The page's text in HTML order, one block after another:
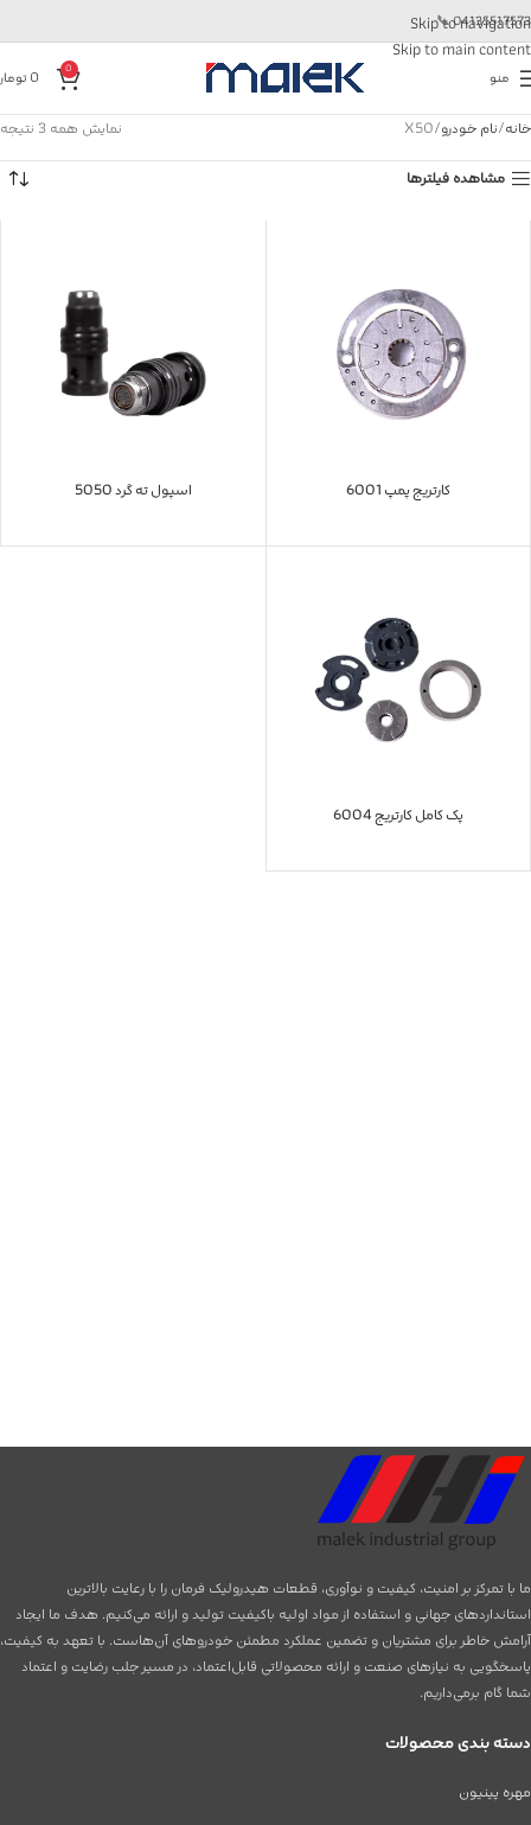
Skip to navigation
Skip to main content
04135517573
📞
منو 0
0
خانه نام خودرو X50
نمایش همه 3 نتیجه
مشاهده فیلترها
کارتریج پمپ 6001 اسپول ته گرد 5050
پک کامل کارتریج 6004
ما با تمرکز بر امنیت، کیفیت و نوآوری، قطعات هیدرولیک فرمان را با رعایت بالاترین
استانداردهای جهانی و استفاده از مواد اولیه باکیفیت تولید و ارائه می‌کنیم. هدف ما ایجاد
آرامش خاطر برای مشتریان و تضمین عملکرد مطمئن خودروهای آن‌هاست. با تعهد به کیفیت،
پاسخگویی به نیازهای صنعت و ارائه محصولاتی قابل‌اعتماد، در مسیر جلب رضایت و اعتماد
شما گام برمی‌داریم.
دسته بندی محصولات
مهره پینیون